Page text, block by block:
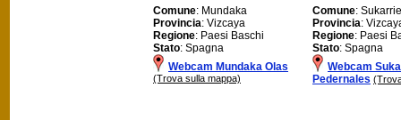
Comune: Mundaka
Provincia: Vizcaya
Regione: Paesi Baschi
Stato: Spagna
Webcam Mundaka Olas
(Trova sulla mappa)
Comune:
Provincia:
Regione: Paesi
Stato: Spagna
Webcam
Pedernales